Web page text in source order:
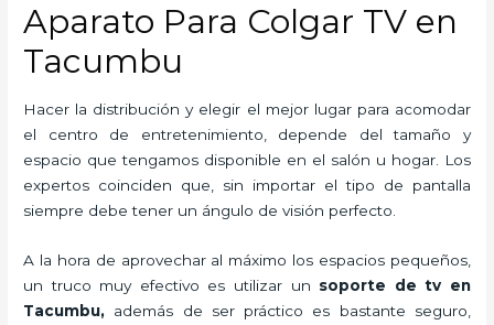
Aparato Para Colgar TV en
Tacumbu
Hacer la distribución y elegir el mejor lugar para acomodar
el centro de entretenimiento, depende del tamaño y
espacio que tengamos disponible en el salón u hogar. Los
expertos coinciden que, sin importar el tipo de pantalla
siempre debe tener un ángulo de visión perfecto.
A la hora de aprovechar al máximo los espacios pequeños,
un truco muy efectivo es utilizar un soporte de tv en
Tacumbu, además de ser práctico es bastante seguro,